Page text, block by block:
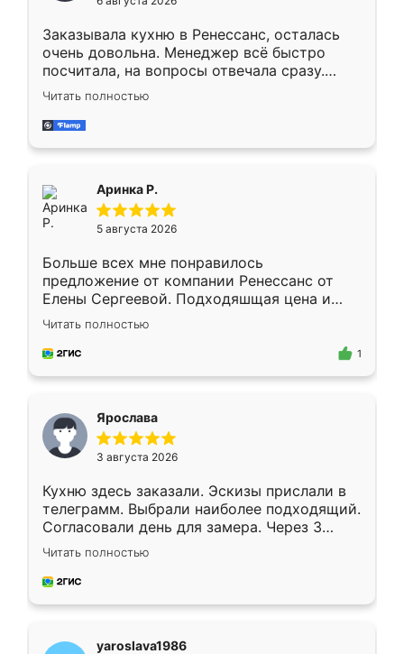
мебели буду заказывать только здесь.
Заказывала кухню в Ренессанс, осталась
очень довольна. Менеджер всё быстро
посчитала, на вопросы отвечала сразу.
Замерщик приехал в субботу, подошёл к
делу со всей ответственностью. Собрали
за день, ребята работали аккуратно, даже
Читать полностью
Аринка Р.
5 августа 2026
Больше всех мне понравилось
предложение от компании Ренессанс от
Елены Сергеевой. Подходяшщая цена и
короткие сроки изготовления. Приехавший
для замера сотрудник Владислав
предложил по моему эскизу самый
Читать полностью
1
Ярослава
3 августа 2026
Кухню здесь заказали. Эскизы прислали в
телеграмм. Выбрали наиболее подходящий.
Согласовали день для замера. Через 3
недели кухня была уже готова. Остались
довольны работой. Спасибо Ренессанс
мебель за качественную работу!
Читать полностью
yaroslava1986